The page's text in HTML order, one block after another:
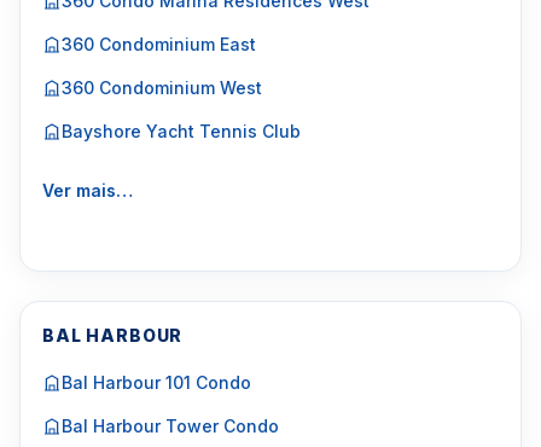
360 Condominium East
360 Condominium West
Bayshore Yacht Tennis Club
Ver mais…
BAL HARBOUR
Bal Harbour 101 Condo
Bal Harbour Tower Condo